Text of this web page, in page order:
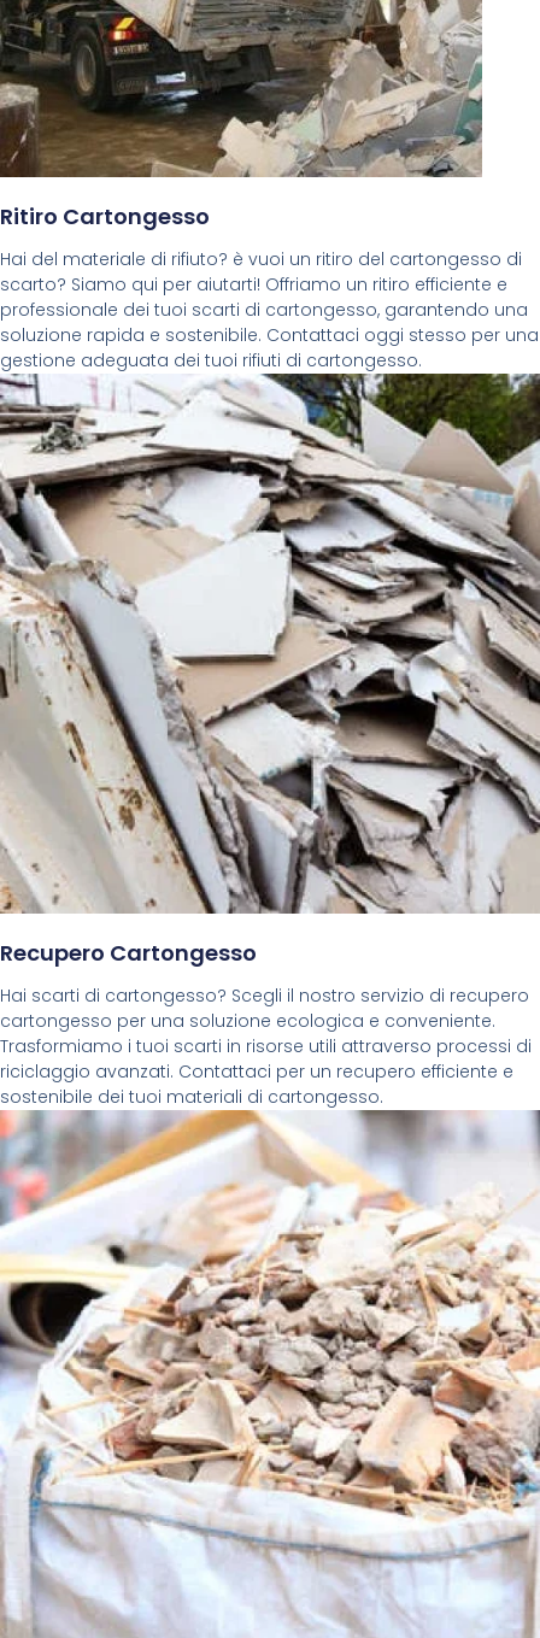
Ritiro Cartongesso
Hai del materiale di rifiuto? è vuoi un ritiro del cartongesso di
scarto? Siamo qui per aiutarti! Offriamo un ritiro efficiente e
professionale dei tuoi scarti di cartongesso, garantendo una
soluzione rapida e sostenibile. Contattaci oggi stesso per una
gestione adeguata dei tuoi rifiuti di cartongesso.
Recupero Cartongesso
Hai scarti di cartongesso? Scegli il nostro servizio di recupero
cartongesso per una soluzione ecologica e conveniente.
Trasformiamo i tuoi scarti in risorse utili attraverso processi di
riciclaggio avanzati. Contattaci per un recupero efficiente e
sostenibile dei tuoi materiali di cartongesso.